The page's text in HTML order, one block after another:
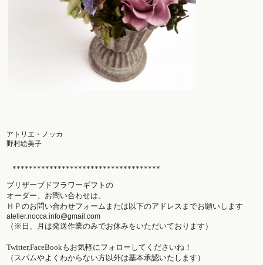
アトリエ・ノッカ
野村絵美子
************************************
プリザーブドフラワーギフトの
オーダー、お問い合わせは、
ＨＰのお問い合わせフォームまたは以下のアドレスまでお願いします
atelier.nocca.info@gmail.com
（※日、月は発送作業のみでお休みをいただいております ）
Twitter,FaceBookもお気軽にフォロー してくださいね！
（スパムやよくわからない方以外は基本承認いたします ）